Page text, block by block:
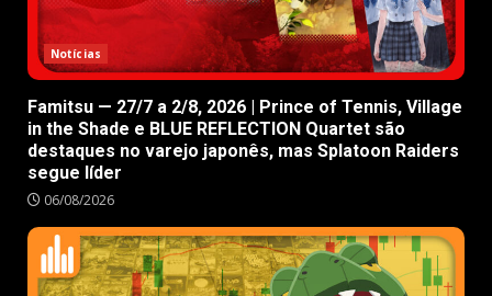
Notícias
Famitsu — 27/7 a 2/8, 2026 | Prince of Tennis, Village
in the Shade e BLUE REFLECTION Quartet são
destaques no varejo japonês, mas Splatoon Raiders
segue líder
06/08/2026